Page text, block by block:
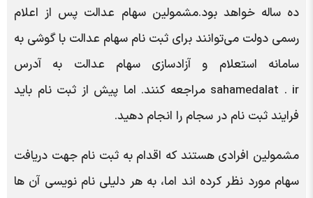
ده ساله خواهد بود.مشمولین سهام عدالت پس از اعلام
رسمی دولت می‌توانند برای ثبت نام سهام عدالت با گوشی به
سامانه استعلام و آزادسازی سهام عدالت به آدرس
sahamedalat . ir مراجعه کنند. اما پیش از ثبت نام باید
فرایند ثبت نام در سجام را انجام دهید.
مشمولین افرادی هستند که اقدام به ثبت نام جهت دریافت
سهام مورد نظر کرده اند اما، به هر دلیلی نام نویسی آن ها